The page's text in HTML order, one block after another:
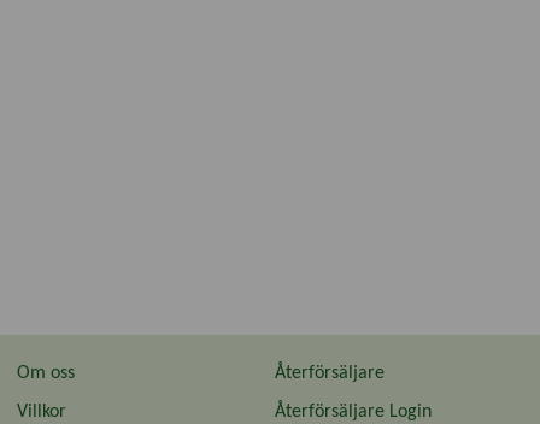
Om oss
Villkor
Återförsäljare
Återförsäljare Login